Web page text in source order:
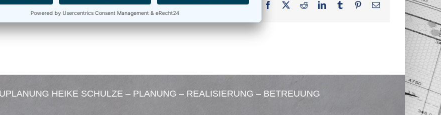
Facebook RedditLinkedInTumblr Pinterest
E-
HEIKE SCHULZE – PLANUNG – REALISIERUNG – BETREUUNG